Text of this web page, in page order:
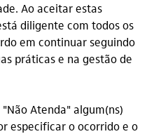
Ao aceitar estas
diligente com todos os
em continuar seguindo
práticas e na gestão de
Atenda" algum(ns)
especificar o ocorrido e o